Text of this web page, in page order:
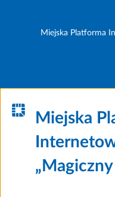
Miejska Platforma
Miejska